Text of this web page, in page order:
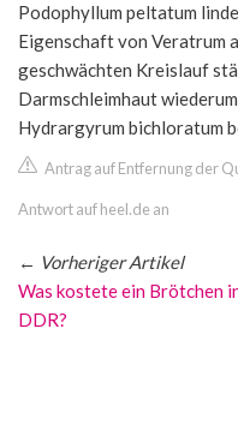
Podophyllum peltatum
Eigenschaft von Veratrum
geschwächten Kreislauf
Darmschleimhaut
Hydrargyrum bichloratum
Antrag auf Entfernung der
Antwort auf heel.de an
← Vorheriger Artikel
Was kostete ein Brötchen
DDR?